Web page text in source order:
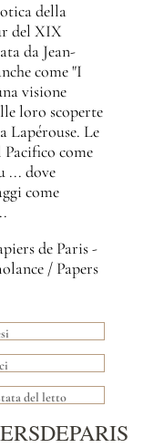
della
del XIX
da Jean-
come "I
visione
loro scoperte
Lapérouse. Le
Pacifico come
... dove
come
de Paris -
/ Papers
del letto